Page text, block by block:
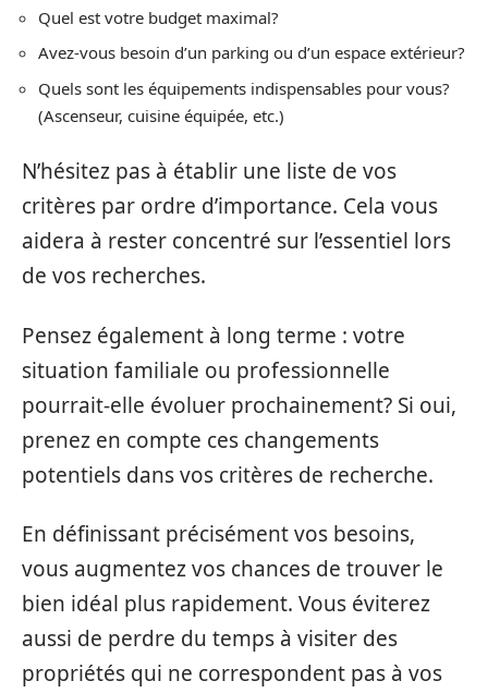
Quel est votre budget maximal?
Avez-vous besoin d’un parking ou d’un espace extérieur?
Quels sont les équipements indispensables pour vous?
(Ascenseur, cuisine équipée, etc.)
N’hésitez pas à établir une liste de vos
critères par ordre d’importance. Cela vous
aidera à rester concentré sur l’essentiel lors
de vos recherches.
Pensez également à long terme : votre
situation familiale ou professionnelle
pourrait-elle évoluer prochainement? Si oui,
prenez en compte ces changements
potentiels dans vos critères de recherche.
En définissant précisément vos besoins,
vous augmentez vos chances de trouver le
bien idéal plus rapidement. Vous éviterez
aussi de perdre du temps à visiter des
propriétés qui ne correspondent pas à vos